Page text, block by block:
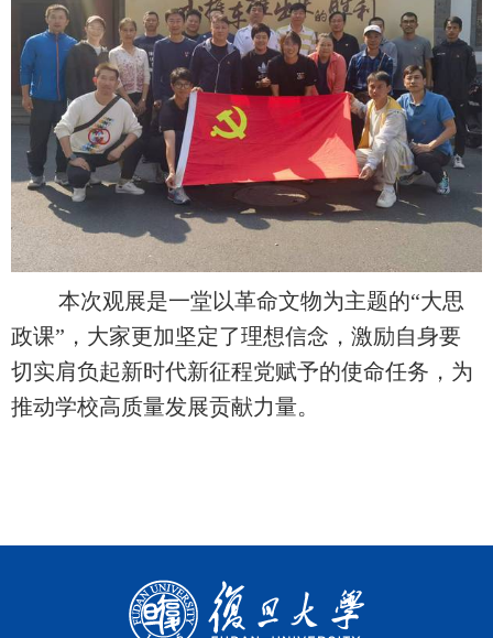
本次观展是一堂以革命文物为主题的“大思
政课”，大家更加坚定了理想信念，激励自身要
切实肩负起新时代新征程党赋予的使命任务，为
推动学校高质量发展贡献力量。